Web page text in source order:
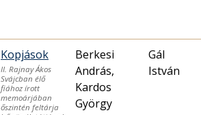
Kopjások
II. Rajnay Ákos
Svájcban élő
fiához írott
memoárjában
őszintén feltárja
Berkesi
András,
Kardos
György
Gál
István